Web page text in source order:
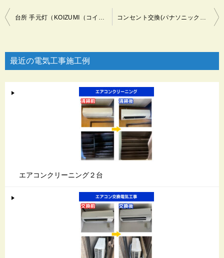
投
稿
ビ
ゲ
ー
シ
最近の電気工事施工例
エアコンクリーニング２台